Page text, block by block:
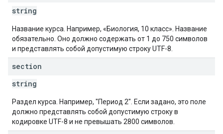
string
Название курса. Например, «Биология, 10 класс». Название
обязательно. Оно должно содержать от 1 до 750 символов
и представлять собой допустимую строку UTF-8.
section
string
Раздел курса. Например, "Период 2". Если задано, это поле
должно представлять собой допустимую строку в
кодировке UTF-8 и не превышать 2800 символов.